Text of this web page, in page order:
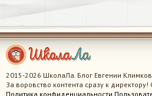
2015-2026 ШколаЛа. Блог Евгении
За воровство контента сразу к
Политика конфиденциальности